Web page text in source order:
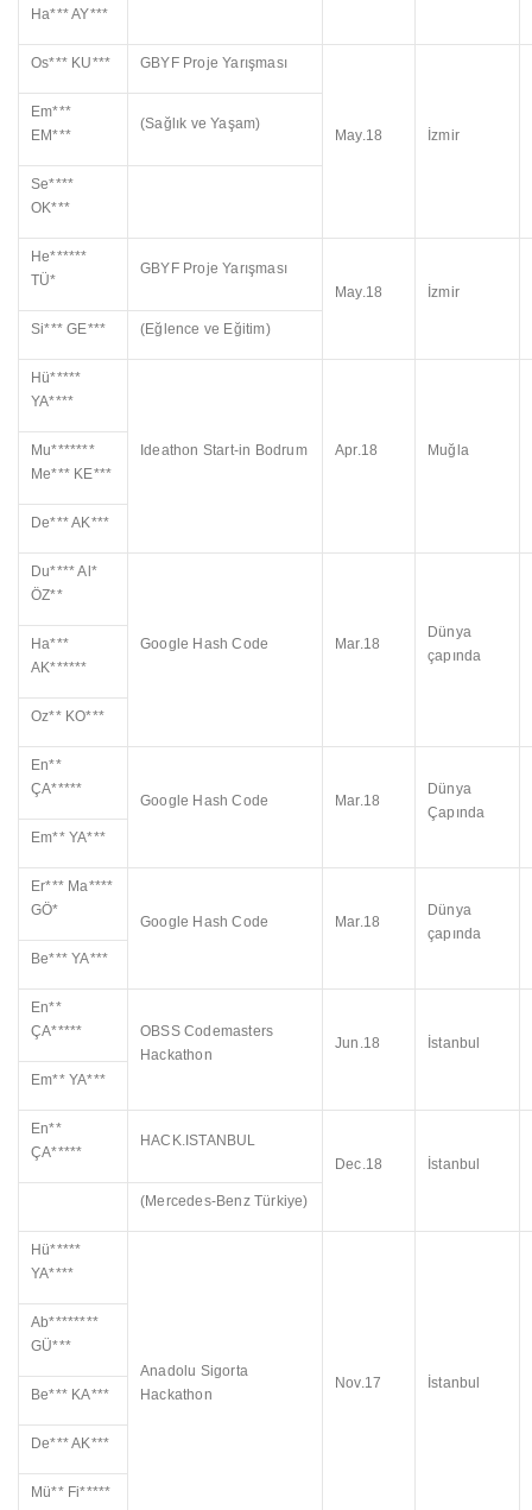
Ha*** AY***
Os*** KU*** GBYF Proje Yarışması
May.18 İzmir
Em***
EM***
(Sağlık ve Yaşam)
Se****
OK***
He******
TÜ*
GBYF Proje Yarışması
May.18
İzmir
Si*** GE*** (Eğlence ve Eğitim)
Hü*****
YA****
Ideathon Start-in Bodrum Apr.18 Muğla
Mu*******
Me*** KE***
De*** AK***
Du**** Al*
ÖZ**
Google Hash Code Mar.18
Dünya
çapında
Ha***
AK******
Oz** KO***
En**
ÇA*****
Google Hash Code Mar.18
Dünya
Çapında
Em** YA***
Er*** Ma****
GÖ*
Google Hash Code Mar.18
Dünya
çapında
Be*** YA***
En**
ÇA*****
OBSS Codemasters
Hackathon
Jun.18 İstanbul
Em** YA***
En**
ÇA*****
HACK.ISTANBUL
Dec.18
İstanbul
(Mercedes-Benz Türkiye)
Hü*****
YA****
Anadolu Sigorta
Hackathon
Nov.17 İstanbul
Ab********
GÜ***
Be*** KA***
De*** AK***
Mü** Fi*****